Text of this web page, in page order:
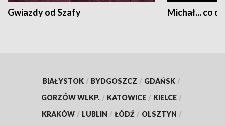
Gwiazdy od Szafy Michał... co
BIAŁYSTOK / BYDGOSZCZ / GDAŃSK /
GORZÓW WLKP. / KATOWICE / KIELCE /
KRAKÓW / LUBLIN / ŁÓDŹ / OLSZTYN /